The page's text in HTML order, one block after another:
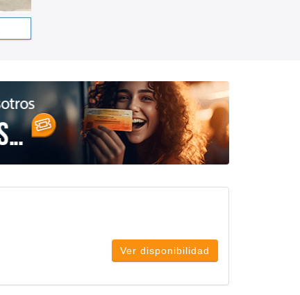
Ver disponibilidad